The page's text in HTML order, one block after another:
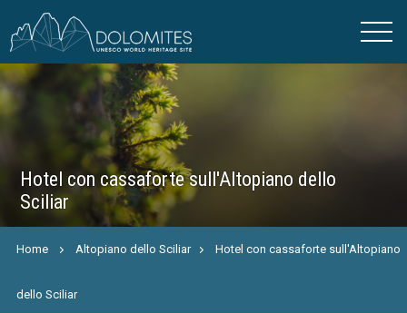
Hotel con cassaforte sull'Altopiano dello
Sciliar
Home Altopiano dello Sciliar Hotel con cassaforte sull'Altopiano
dello Sciliar